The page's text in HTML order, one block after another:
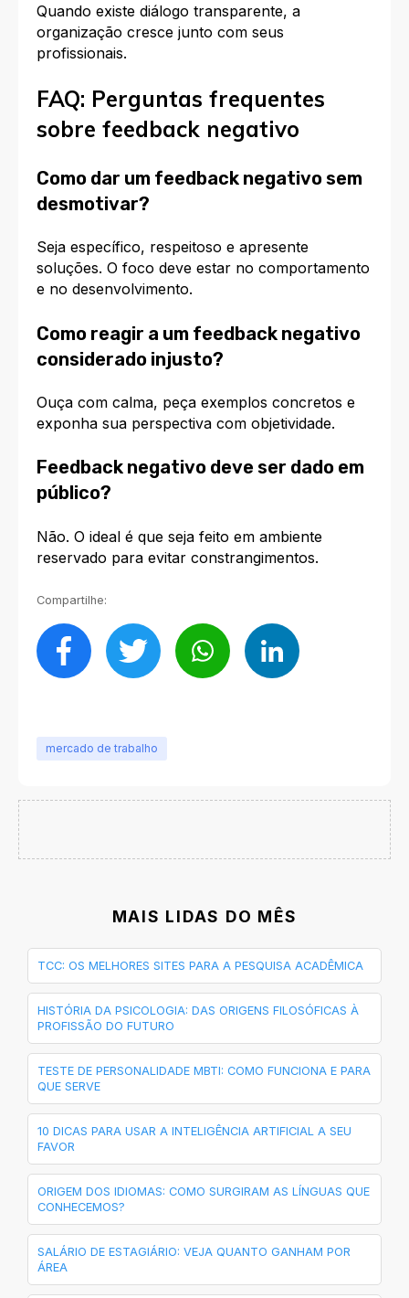
Quando existe diálogo transparente, a
organização cresce junto com seus
profissionais.
FAQ: Perguntas frequentes
sobre feedback negativo
Como dar um feedback negativo sem
desmotivar?
Seja específico, respeitoso e apresente
soluções. O foco deve estar no comportamento
e no desenvolvimento.
Como reagir a um feedback negativo
considerado injusto?
Ouça com calma, peça exemplos concretos e
exponha sua perspectiva com objetividade.
Feedback negativo deve ser dado em
público?
Não. O ideal é que seja feito em ambiente
reservado para evitar constrangimentos.
Compartilhe:
mercado de trabalho
MAIS LIDAS DO MÊS
TCC: OS MELHORES SITES PARA A PESQUISA ACADÊMICA
HISTÓRIA DA PSICOLOGIA: DAS ORIGENS FILOSÓFICAS À
PROFISSÃO DO FUTURO
TESTE DE PERSONALIDADE MBTI: COMO FUNCIONA E PARA
QUE SERVE
10 DICAS PARA USAR A INTELIGÊNCIA ARTIFICIAL A SEU
FAVOR
ORIGEM DOS IDIOMAS: COMO SURGIRAM AS LÍNGUAS QUE
CONHECEMOS?
SALÁRIO DE ESTAGIÁRIO: VEJA QUANTO GANHAM POR
ÁREA